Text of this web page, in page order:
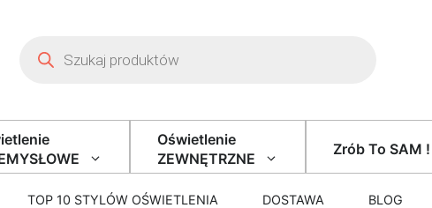
Oświetlenie
ZEWNĘTRZNE
Zrób To SAM !
TOP 10 STYLÓW OŚWIETLENIA DOSTAWA BLOG